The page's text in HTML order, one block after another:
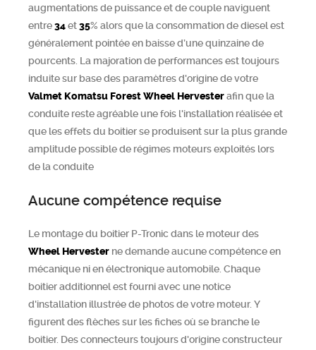
augmentations de puissance et de couple naviguent
entre34et35% alors que la consommation de diesel est
généralement pointée en baisse d’une quinzaine de
pourcents. La majoration de performances est toujours
induite sur base des paramètres d'origine de votre
Valmet Komatsu ForestWheel Hervesterafin que la
conduite reste agréable une fois l'installation réalisée et
que les effets du boitier se produisent sur la plus grande
amplitude possible de régimes moteurs exploités lors
de la conduite
Aucune compétence requise
Le montage du boitier P-Tronic dans le moteur des
Wheel Hervester ne demande aucune compétence en
mécanique ni en électronique automobile. Chaque
boitier additionnel est fourni avec une notice
d'installation illustrée de photos de votre moteur. Y
figurent des flèches sur les fiches où se branche le
boitier. Des connecteurs toujours d'origine constructeur